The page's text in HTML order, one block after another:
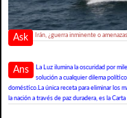
Ask Irán, ¿guerra inminente o
Ans
La Luz ilumina la oscuridad por
solución a cualquier dilema
doméstico.La única receta para eliminar los
la nación a través de paz duradera, es la